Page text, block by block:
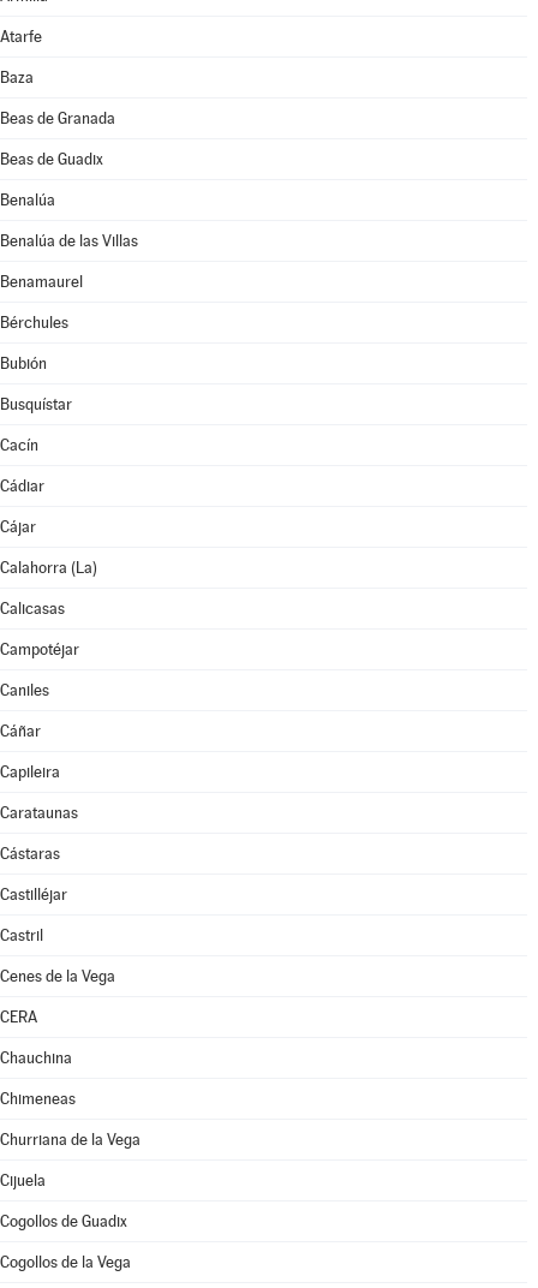
Atarfe
Baza
Beas de Granada
Beas de Guadix
Benalúa
Benalúa de las Villas
Benamaurel
Bérchules
Bubión
Busquístar
Cacín
Cádiar
Cájar
Calahorra (La)
Calicasas
Campotéjar
Caniles
Cáñar
Capileira
Carataunas
Cástaras
Castilléjar
Castril
Cenes de la Vega
CERA
Chauchina
Chimeneas
Churriana de la Vega
Cijuela
Cogollos de Guadix
Cogollos de la Vega